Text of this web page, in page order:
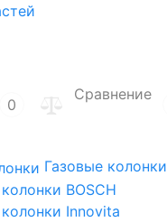
0
Сравнение
Газовые колонки
BOSCH
Innovita